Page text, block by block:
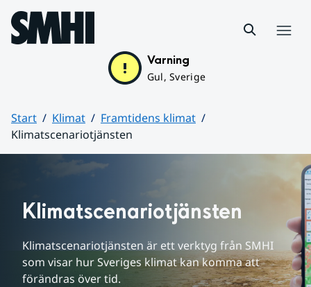
Hoppa till sidans innehåll
Varning
Gul, Sverige
Start Klimat
Framtidens klimat
Klimatscenariotjänsten
Klimatscenariotjänsten
Klimatscenariotjänsten är ett verktyg från SMHI
som visar hur Sveriges klimat kan komma att
förändras över tid.